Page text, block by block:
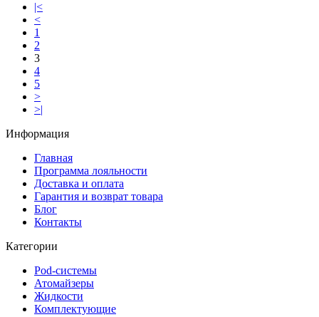
|<
<
1
2
3
4
5
>
>|
Информация
Главная
Программа лояльности
Доставка и оплата
Гарантия и возврат товара
Блог
Контакты
Категории
Pod-системы
Атомайзеры
Жидкости
Комплектующие